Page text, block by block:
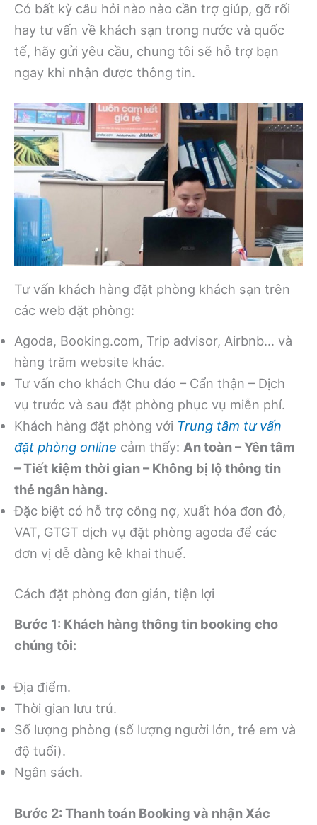
Có bất kỳ câu hỏi nào nào cần trợ giúp, gỡ rối
hay tư vấn về khách sạn trong nước và quốc
tế, hãy gửi yêu cầu, chung tôi sẽ hỗ trợ bạn
ngay khi nhận được thông tin.
Tư vấn khách hàng đặt phòng khách sạn trên
các web đặt phòng:
Agoda, Booking.com, Trip advisor, Airbnb… và
hàng trăm website khác.
Tư vấn cho khách Chu đáo – Cẩn thận – Dịch
vụ trước và sau đặt phòng phục vụ miễn phí.
Khách hàng đặt phòng với Trung tâm tư vấn
đặt phòng online cảm thấy: An toàn – Yên tâm
– Tiết kiệm thời gian – Không bị lộ thông tin
thẻ ngân hàng.
Đặc biệt có hỗ trợ công nợ, xuất hóa đơn đỏ,
VAT, GTGT dịch vụ đặt phòng agoda để các
đơn vị dễ dàng kê khai thuế.
Cách đặt phòng đơn giản, tiện lợi
Bước 1: Khách hàng thông tin booking cho
chúng tôi:
Địa điểm.
Thời gian lưu trú.
Số lượng phòng (số lượng người lớn, trẻ em và
độ tuổi).
Ngân sách.
Bước 2: Thanh toán Booking và nhận Xác